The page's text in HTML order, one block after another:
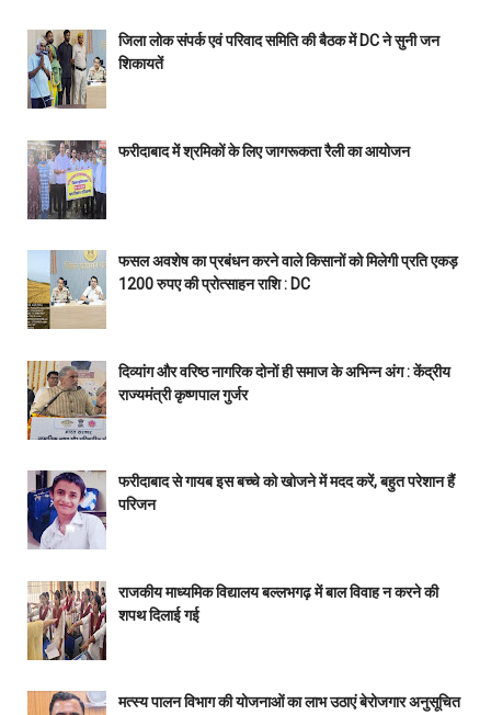
जिला लोक संपर्क एवं परिवाद समिति की बैठक में DC ने सुनी जन
शिकायतें
फरीदाबाद में श्रमिकों के लिए जागरूकता रैली का आयोजन
फसल अवशेष का प्रबंधन करने वाले किसानों को मिलेगी प्रति एकड़
1200 रुपए की प्रोत्साहन राशि : DC
दिव्यांग और वरिष्ठ नागरिक दोनों ही समाज के अभिन्न अंग : केंद्रीय
राज्यमंत्री कृष्णपाल गुर्जर
फरीदाबाद से गायब इस बच्चे को खोजने में मदद करें, बहुत परेशान हैं
परिजन
राजकीय माध्यमिक विद्यालय बल्लभगढ़ में बाल विवाह न करने की
शपथ दिलाई गई
मत्स्य पालन विभाग की योजनाओं का लाभ उठाएं बेरोजगार अनुसूचित